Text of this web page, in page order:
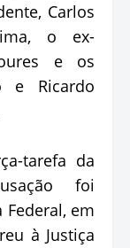
Carlos
o ex-
e os
e Ricardo
tarefa da
foi
Federal, em
à Justiça